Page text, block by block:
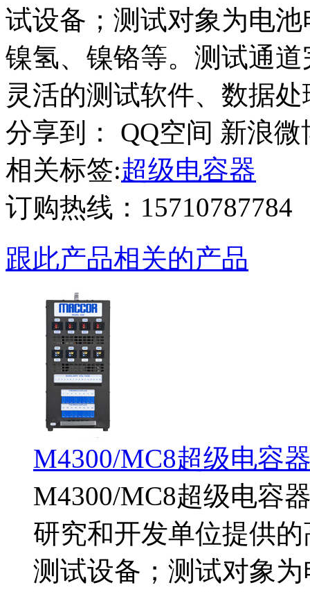
试设备；测试对象为电
镍氢、镍铬等。测试通
灵活的测试软件、数据
分享到：
QQ空间 新浪微
相关标签:超级电容器
订购热线： 15710787784
跟此产品相关的产品
M4300/MC8超级电容
M4300/MC8超级电容
研究和开发单位提供
测试设备；测试对象